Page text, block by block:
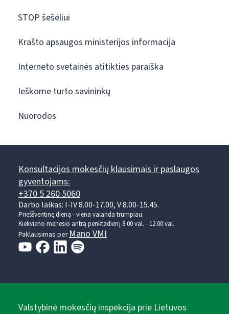
STOP šešėliui
Krašto apsaugos ministerijos informacija
Interneto svetainės atitikties paraiška
Ieškome turto savininkų
Nuorodos
Konsultacijos mokesčių klausimais ir paslaugos
gyventojams:
+370 5 260 5060
Darbo laikas: I-IV 8.00-17.00, V 8.00-15.45.
Prieššventinę dieną - viena valanda trumpiau.
Kiekvieno mėnesio antrą penktadienį 8.00 val. - 12.00 val.
Paklausimas perMano VMI
Valstybinė mokesčių inspekcija prie Lietuvos